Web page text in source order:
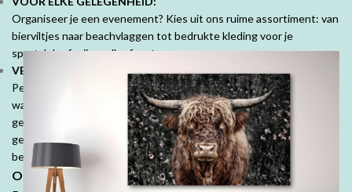
Organiseer je een evenement? Kies uit ons ruime assortiment: van
bierviltjes naar beachvlaggen tot bedrukte kleding voor je
sportclub of vrijgezellenfeest.
VEEL MOOIE PRODUCTEN VOOR PARTICULIEREN:
Personaliseer je ruimte met mooie fotoproducten. Prachtige
wanddecoraties, fotobehang, fotoboeken, kussens en tuinposters,
geef jouw herinneringen een speciale plek. Denk ook aan
geboorte- of trouwkaarten, geboortekussens en je persoonlijk
bedrukte tafelkleed.
Ontdek de DrukDrukDrukker-ervaring: